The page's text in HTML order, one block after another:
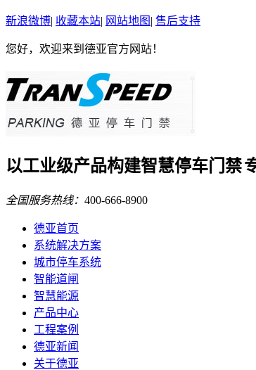
新浪微博| 收藏本站| 网站地图 | 售后支持
您好，欢迎来到德亚官方网站！
以工业级产品构建智慧停车门禁
全国服务热线： 400-666-8900
德亚首页
系统解决方案
城市停车系统
智能道闸
智慧能源
产品中心
工程案例
德亚新闻
关于德亚